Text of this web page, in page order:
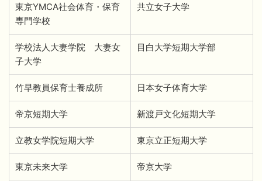
東京YMCA社会体育・保育
専門学校
共立女子大学
学校法人大妻学院 大妻女
子大学
目白大学短期大学部
竹早教員保育士養成所 日本女子体育大学
帝京短期大学 新渡戸文化短期大学
立教女学院短期大学 東京立正短期大学
東京未来大学 帝京大学